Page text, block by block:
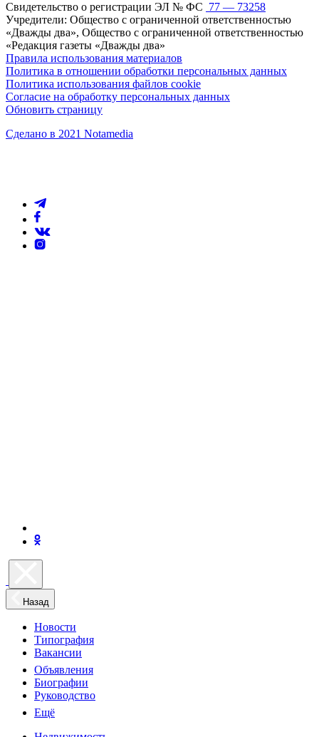
Свидетельство о регистрации ЭЛ № ФС 77 — 73258
Учредители: Общество с ограниченной ответственностью
«Дважды два», Общество с ограниченной ответственностью
«Редакция газеты «Дважды два»
Правила использования материалов
Политика в отношении обработки персональных данных
Политика использования файлов cookie
Согласие на обработку персональных данных
Обновить страницу
Сделано в 2021 Notamedia
Назад
Новости
Типография
Вакансии
Объявления
Биографии
Руководство
Ещё